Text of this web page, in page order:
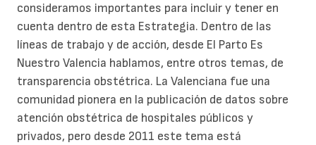
consideramos importantes para incluir y tener en
cuenta dentro de esta Estrategia. Dentro de las
líneas de trabajo y de acción, desde El Parto Es
Nuestro Valencia hablamos, entre otros temas, de
transparencia obstétrica. La Valenciana fue una
comunidad pionera en la publicación de datos sobre
atención obstétrica de hospitales públicos y
privados, pero desde 2011 este tema está